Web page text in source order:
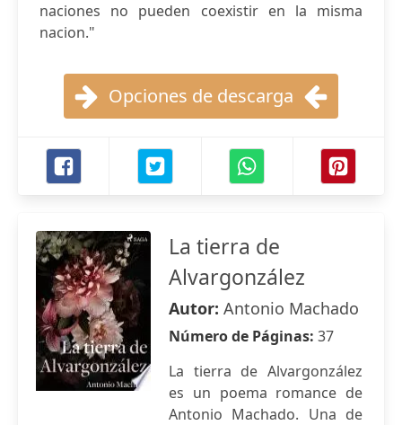
naciones no pueden coexistir en la misma
nacion."
Opciones de descarga
La tierra de
Alvargonzález
Autor: Antonio Machado
Número de Páginas: 37
La tierra de Alvargonzález
es un poema romance de
Antonio Machado. Una de